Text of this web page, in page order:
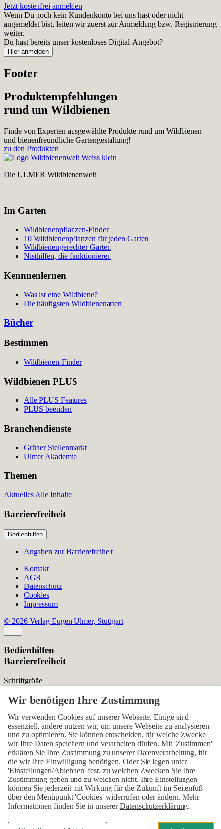
Jetzt kostenfrei anmelden
Wenn Du noch kein Kundenkonto bei uns hast oder nicht
angemeldet bist, leiten wir zuerst zur Anmeldung bzw. Registrierung
weiter.
Du hast bereits unser kostenloses Digital-Angebot?
Footer
Produktempfehlungen
rund um Wildbienen
Finde von Experten ausgewählte Produkte rund um Wildbienen
und bienenfreundliche Gartengestaltung!
zu den Produkten
Die ULMER Wildbienenwelt
Im Garten
Wildbienenpflanzen-Finder
10 Wildbienenpflanzen für jeden Garten
Wildbienengerechter Garten
Nisthilfen, die funktionieren
Kennnenlernen
Was ist eine Wildbiene?
Die häufigsten Wildbienenarten
Bücher
Bestimmen
Wildbienen-Finder
Wildbienen PLUS
Alle PLUS Features
PLUS beenden
Branchendienste
Grüner Stellenmarkt
Ulmer Akademie
Themen
Aktuelles Alle Inhalte
Barrierefreiheit
Bedienhilfen
Angaben zur Barrierefreiheit
Kontakt
AGB
Datenschutz
Cookies
Impressum
© 2026 Verlag Eugen Ulmer, Stuttgart
Bedienhilfen
Barrierefreiheit
Schriftgröße
Normal Zurücksetzen
Kontrast
Normal Hoch Normal
Menü sichtbar
Ja Nein Ja
Über den ersten Skip-Link der Seite „Barrierefreiheits-
Einstellungen“ können Sie das Menü jederzeit wieder einblenden.
Einstellungen
Wir verwenden Cookies auf unserer Webseite. Einige sind
essenziell, andere nutzen wir, um unsere Webseite zu analysieren
und zu optimieren. Sie können entscheiden, für welche Zwecke
wir Ihre Daten speichern und verarbeiten dürfen. Mit 'Zustimmen'
erklären Sie Ihre Zustimmung zu unserer Datenverarbeitung, für
die wir Ihre Einwilligung benötigen. Oder Sie legen unter
'Einstellungen/Ablehnen' fest, zu welchen Zwecken Sie Ihre
Zustimmung geben und zu welchen nicht. Ihre Einstellungen
können Sie jederzeit mit Wirkung für die Zukunft im Seitenfuß
über den Menüpunkt 'Cookies' widerrufen oder ändern. Mehr
Informationen finden Sie in unsererDatenschutzerklärung.